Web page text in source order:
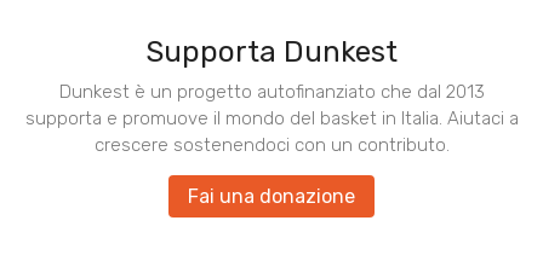
Supporta Dunkest
Dunkest è un progetto autofinanziato che dal 2013
supporta e promuove il mondo del basket in Italia. Aiutaci a
crescere sostenendoci con un contributo.
Fai una donazione